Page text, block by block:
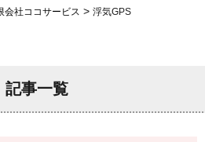
会社ココサービス > 浮気GPS
記事一覧